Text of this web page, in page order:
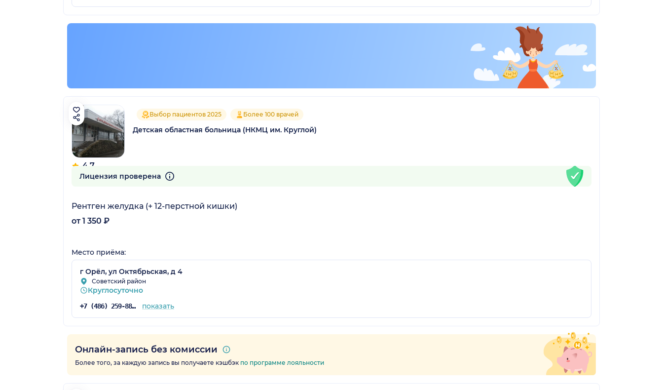
4.7
87 отзывов
Выбор пациентов 2025 Более 100 врачей
Детская областная больница (НКМЦ им. Круглой)
Лицензия проверена
Рентген желудка (+ 12-перстной кишки)
от 1 350 ₽
Место приёма:
г Орёл, ул Октябрьская, д 4
Советский район
Круглосуточно
+7 (486) 259-88-83 показать
Онлайн-запись без комиссии
Более того, за каждую запись вы получаете кэшбэк по программе лояльности